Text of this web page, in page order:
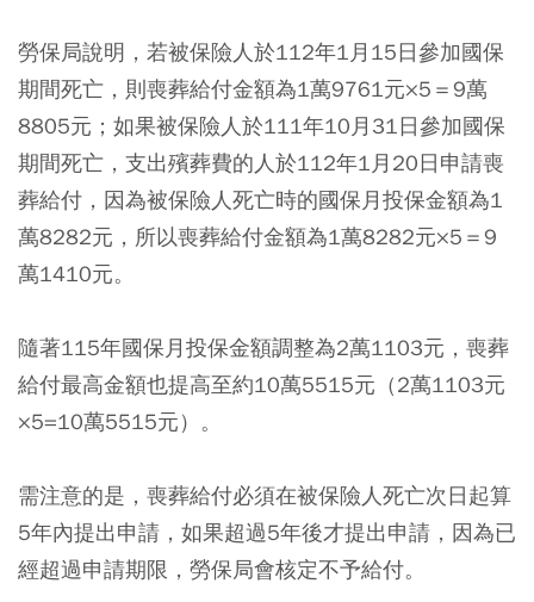
勞保局說明，若被保險人於112年1月15日參加國保
期間死亡，則喪葬給付金額為1萬9761元×5＝9萬
8805元；如果被保險人於111年10月31日參加國保
期間死亡，支出殯葬費的人於112年1月20日申請喪
葬給付，因為被保險人死亡時的國保月投保金額為1
萬8282元，所以喪葬給付金額為1萬8282元×5＝9
萬1410元。
隨著115年國保月投保金額調整為2萬1103元，喪葬
給付最高金額也提高至約10萬5515元（2萬1103元
×5=10萬5515元）。
需注意的是，喪葬給付必須在被保險人死亡次日起算
5年內提出申請，如果超過5年後才提出申請，因為已
經超過申請期限，勞保局會核定不予給付。